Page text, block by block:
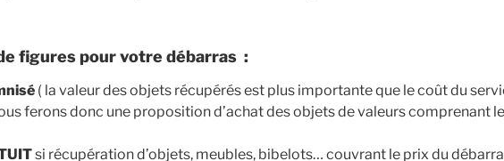
figures pour votre débarras :
( la valeur des objets récupérés est plus importante que le coût du
ferons donc une proposition d’achat des objets de valeurs comprenant le
si récupération d’objets, meubles, bibelots… couvrant le prix du